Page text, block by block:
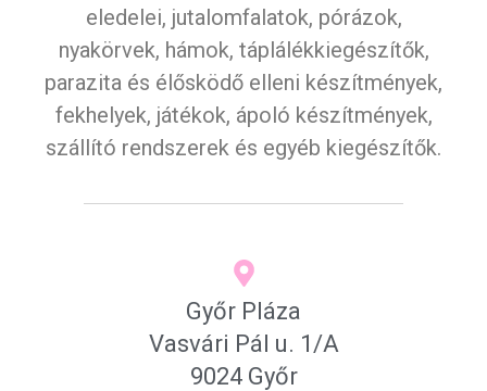
eledelei, jutalomfalatok, pórázok,
nyakörvek, hámok, táplálékkiegészítők,
parazita és élősködő elleni készítmények,
fekhelyek, játékok, ápoló készítmények,
szállító rendszerek és egyéb kiegészítők.
Győr Pláza
Vasvári Pál u. 1/A
9024 Győr